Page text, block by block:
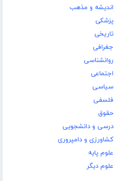
اندیشه و مذهب
پزشکی
تاریخی
جغرافی
روانشناسی
اجتماعی
سیاسی
فلسفی
حقوق
درسی و دانشجویی
کشاورزی و دامپروری
علوم پایه
علوم دیگر